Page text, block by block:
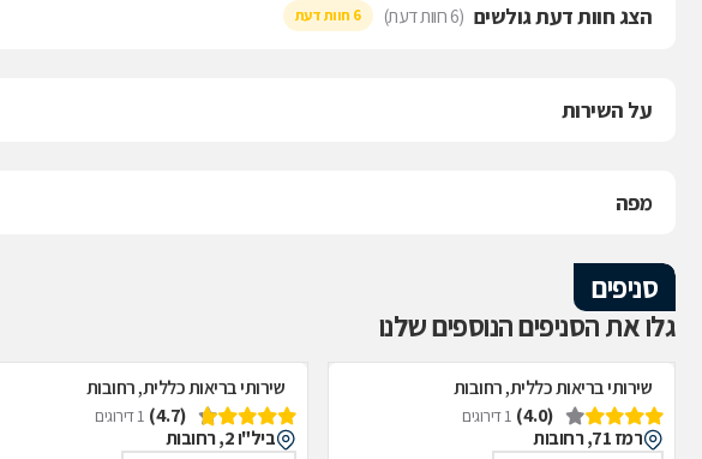
הצג חוות דעת גולשים (6 חוות דעת) 6 חוות דעת
על השירות
מפה
סניפים
גלו את הסניפים הנוספים שלנו
שירותי בריאות כללית, רחובות
(4.0)
1 דירוגים
רמז 71, רחובות
שירותי בריאות כללית, רחובות
(4.7)
1 דירוגים
ביל"ו 2, רחובות